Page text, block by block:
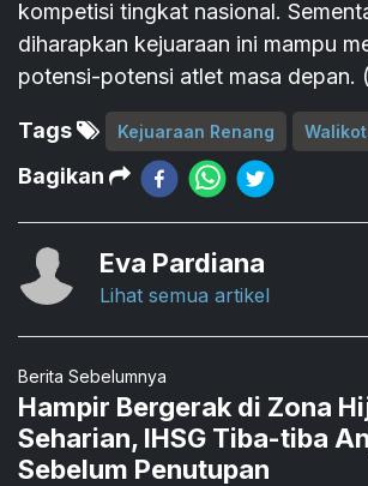
kompetisi tingkat nasional.
diharapkan kejuaraan ini mampu
potensi-potensi atlet masa depan.
Tags Kejuaraan Renang
Bagikan
Eva Pardiana
Lihat semua artikel
Berita Sebelumnya
Hampir Bergerak di Zona
Seharian, IHSG Tiba-tiba
Sebelum Penutupan